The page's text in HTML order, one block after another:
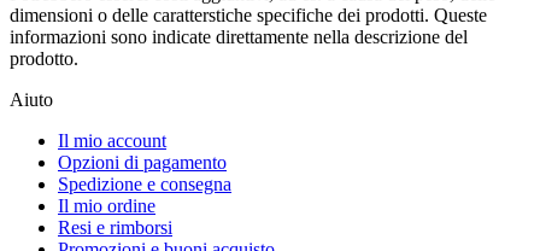
dimensioni o delle caratterstiche specifiche dei prodotti. Queste
informazioni sono indicate direttamente nella descrizione del
prodotto.
Aiuto
Il mio account
Opzioni di pagamento
Spedizione e consegna
Il mio ordine
Resi e rimborsi